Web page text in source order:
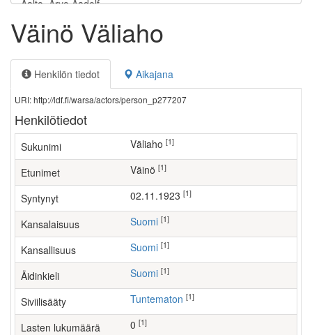
Väinö Väliaho
Henkilön tiedot Aikajana
URI: http://ldf.fi/warsa/actors/person_p277207
Henkilötiedot
Sukunimi Väliaho [1]
Etunimet Väinö [1]
Syntynyt 02.11.1923 [1]
Kansalaisuus Suomi [1]
Kansallisuus Suomi [1]
Äidinkieli Suomi [1]
Siviilisääty Tuntematon [1]
Lasten lukumäärä [1]